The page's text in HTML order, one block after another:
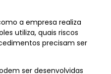
a empresa realiza
utiliza, quais riscos
precisam ser
ser desenvolvidas